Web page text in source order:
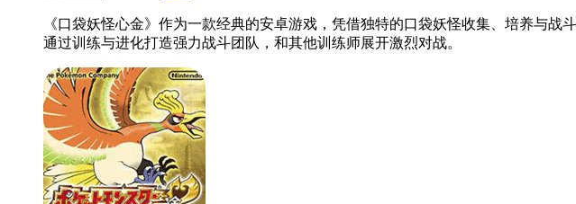
《口袋妖怪心金》作为一款经典的安卓游戏，凭借独特的口袋妖怪收集、培养与
通过训练与进化打造强力战斗团队，和其他训练师展开激烈对战。